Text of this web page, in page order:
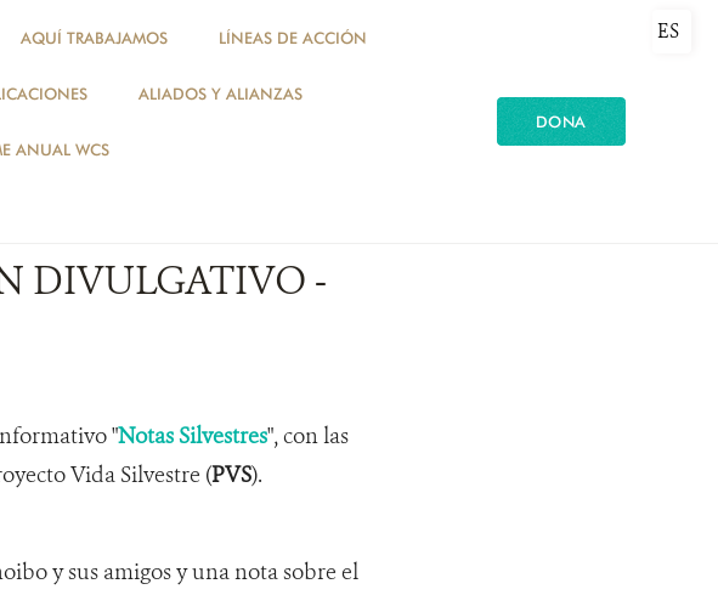
AQUÍ TRABAJAMOS LÍNEAS DE ACCIÓN
ALIADOS Y ALIANZAS
ANUAL WCS
DONA
ES
DIVULGATIVO -
"Notas Silvestres", con las
Vida Silvestre (PVS).
y sus amigos y una nota sobre el